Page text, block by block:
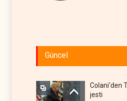
Güncel
Colani'den
jesti